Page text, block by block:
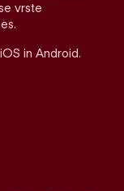
vrste
in Android.